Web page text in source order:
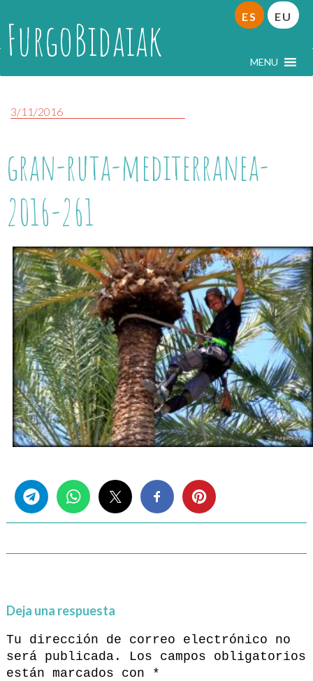
FurgoBidaiak MENU
ES EU
3/11/2016
gran-ruta-mediterranea-
2016-261
Deja una respuesta
Tu dirección de correo electrónico no
será publicada.
Los campos obligatorios
están marcados con
*